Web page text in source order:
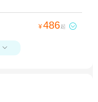
¥486起 
